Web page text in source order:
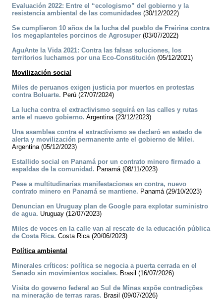
Evaluación 2022: Entre el “ecologismo” del gobierno y la
resistencia ambiental de las comunidades (30/12/2022)
Se cumplieron 10 años de la lucha del pueblo de Freirina contra
los megaplanteles porcinos de Agrosuper (03/07/2022)
AguAnte la Vida 2021: Contra las falsas soluciones, los
territorios luchamos por una Eco-Constitución (05/12/2021)
Movilización social
Miles de peruanos exigen justicia por muertos en protestas
contra Boluarte. Perú (27/07/2024)
La lucha contra el extractivismo seguirá en las calles y rutas
ante el nuevo gobierno. Argentina (23/12/2023)
Una asamblea contra el extractivismo se declaró en estado de
alerta y movilización permanente ante el gobierno de Milei.
Argentina (05/12/2023)
Estallido social en Panamá por un contrato minero firmado a
espaldas de la comunidad. Panamá (08/11/2023)
Pese a multitudinarias manifestaciones en contra, nuevo
contrato minero en Panamá se mantiene. Panamá (29/10/2023)
Denuncian en Uruguay plan de Google para explotar suministro
de agua. Uruguay (12/07/2023)
Miles de voces en la calle van al rescate de la educación pública
de Costa Rica. Costa Rica (20/06/2023)
Política ambiental
Minerales críticos: política se negocia a puerta cerrada en el
Senado sin movimientos sociales. Brasil (16/07/2026)
Visita do governo federal ao Sul de Minas expõe contradições
na mineração de terras raras. Brasil (09/07/2026)